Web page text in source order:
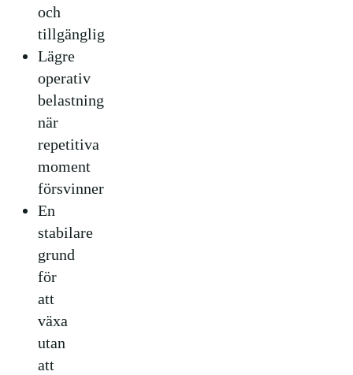
och
tillgänglig
Lägre
operativ
belastning
när
repetitiva
moment
försvinner
En
stabilare
grund
för
att
växa
utan
att